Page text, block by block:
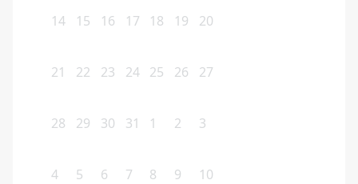
14 15 16 17 18 19 20
21 22 23 24 25 26 27
28 29 30 31 1 2 3
4 5 6 7 8 9 10